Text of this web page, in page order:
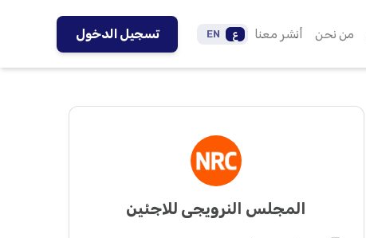
من نحن أنشر معنا ع EN تسجيل الدخول
المجلس النرويجي للاجئين